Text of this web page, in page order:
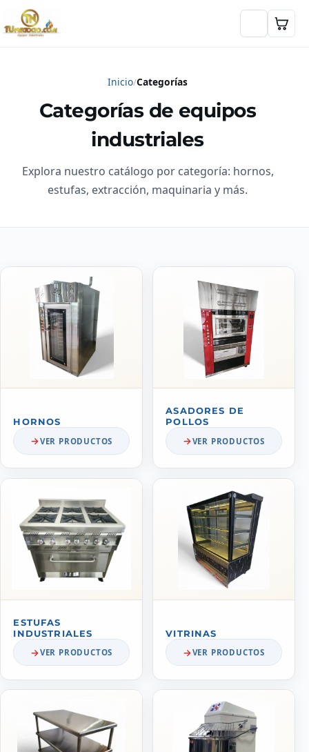
Inicio Categorías
Categorías de equipos
industriales
Explora nuestro catálogo por categoría: hornos,
estufas, extracción, maquinaria y más.
HORNOS
VER PRODUCTOS
ASADORES DE
POLLOS
VER PRODUCTOS
ESTUFAS
INDUSTRIALES
VER PRODUCTOS
VITRINAS
VER PRODUCTOS